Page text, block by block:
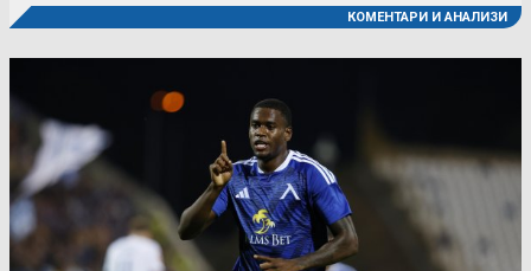
КОМЕНТАРИ И АНАЛИЗИ